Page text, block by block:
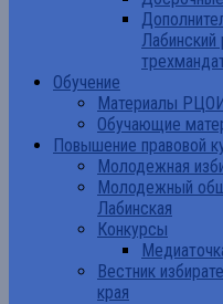
Обучение
Материалы
Обучающие
Повышение правовой
Молодежная
Молодежный
Лабинская
Конкурсы
Вестник
края